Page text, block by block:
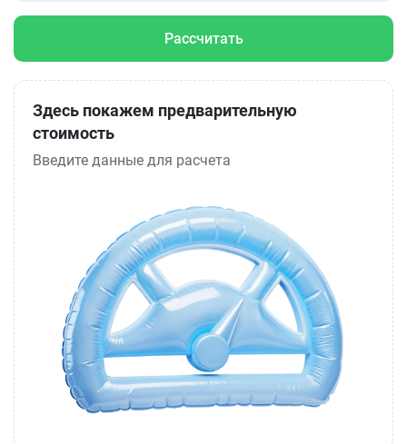
Рассчитать
Здесь покажем предварительную
стоимость
Введите данные для расчета